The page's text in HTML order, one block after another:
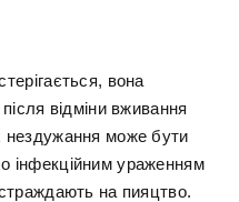
вона
відміни вживання
нездужання може бути
інфекційним ураженням
на пияцтво.